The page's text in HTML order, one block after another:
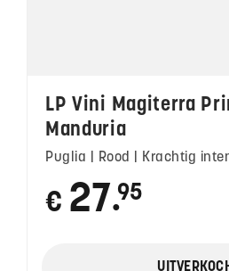
LP Vini Magiterra
Manduria
puglia | Rood | Krachtig
€ 27 ●
95